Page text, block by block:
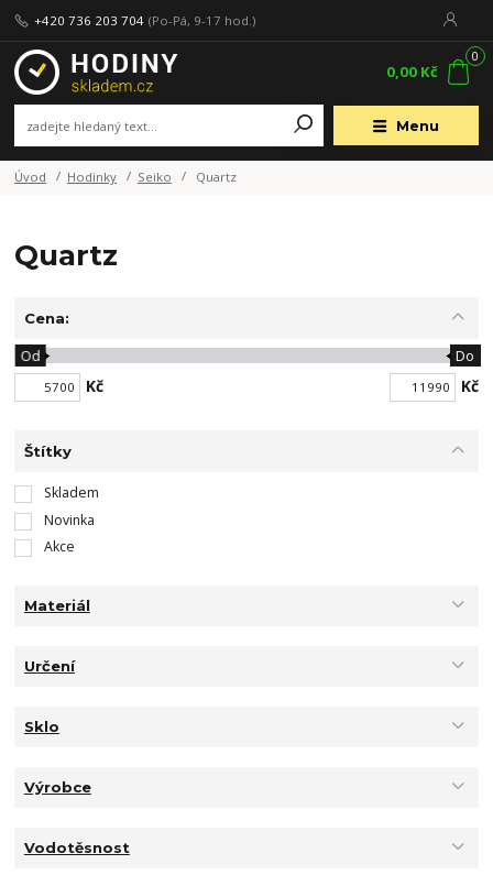
Menu
+420 736 203 704 (Po-Pá, 9-17 hod.)
0
0,00 Kč
Úvod Hodinky Seiko Quartz
Quartz
Cena:
Kč
Od Do
Kč
Štítky
Skladem
Novinka
Akce
Materiál
Určení
Sklo
Výrobce
Vodotěsnost